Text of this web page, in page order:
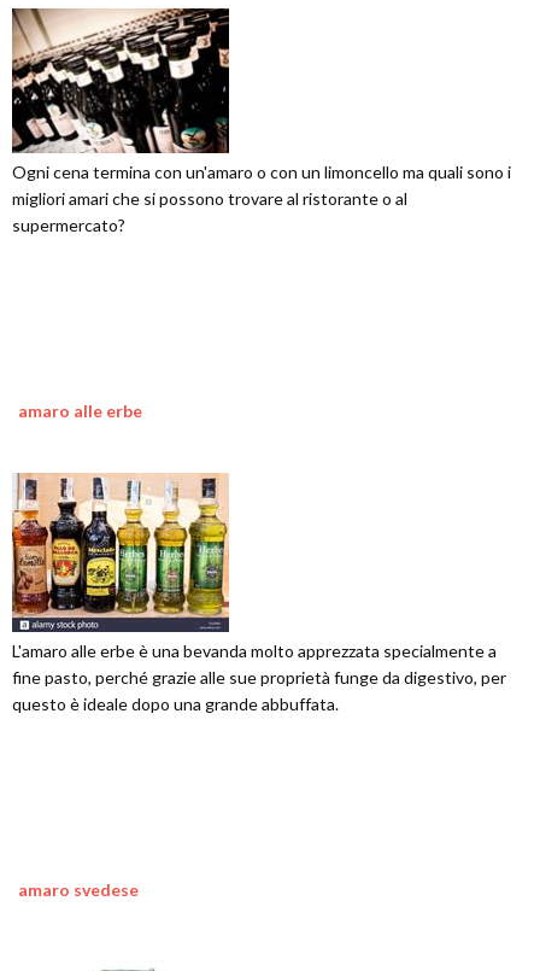
Ogni cena termina con un'amaro o con un limoncello ma quali sono i
migliori amari che si possono trovare al ristorante o al
supermercato?
amaro alle erbe
L'amaro alle erbe è una bevanda molto apprezzata specialmente a
fine pasto, perché grazie alle sue proprietà funge da digestivo, per
questo è ideale dopo una grande abbuffata.
amaro svedese